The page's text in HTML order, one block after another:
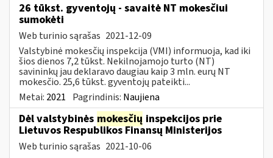
26 tūkst. gyventojų - savaitė NT mokesčiui
sumokėti
Web turinio sąrašas 2021-12-09
Valstybinė mokesčių inspekcija (VMI) informuoja, kad iki
šios dienos 7,2 tūkst. Nekilnojamojo turto (NT)
savininkų jau deklaravo daugiau kaip 3 mln. eurų NT
mokesčio. 25,6 tūkst. gyventojų pateikti...
Metai: 2021 Pagrindinis: Naujiena
Dėl valstybinės mokesčių inspekcijos prie
Lietuvos Respublikos Finansų Ministerijos
Web turinio sąrašas 2021-10-06